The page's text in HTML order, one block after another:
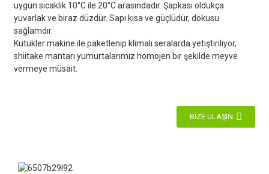
uygun sıcaklık 10°C ile 20°C arasındadır. Şapkası oldukça
yuvarlak ve biraz düzdür. Sapı kısa ve güçlüdür, dokusu
sağlamdır.
Kütükler makine ile paketlenip klimalı seralarda yetiştiriliyor,
shiitake mantarı yumurtalarımız homojen bir şekilde meyve
vermeye müsait.
BIZE ULAŞIN